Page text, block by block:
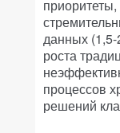
данных (1,5-
роста
процессов
решений